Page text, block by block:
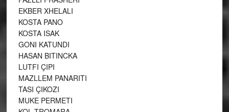
EKBER XHELALI
KOSTA PANO
KOSTA ISAK
GONI KATUNDI
HASAN BITINCKA
LUTFI ÇIPI
MAZLLEM PANARITI
TASI ÇIKOZI
MUKE PERMETI